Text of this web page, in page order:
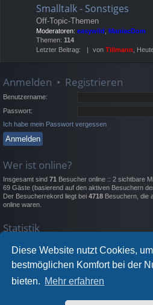
Diese Website nutzt Cookies,
bestmöglichen Komfort bei der
bieten. Mehr erfahren
Smalltalk - Sonstiges
Off-Topic-Themen
Moderatoren: easywild ManiacDom
Themen: 114
Letzter Beitrag:
von Tillmann ,
Anmelden • Registrieren
Benutzername:
Passwort:
Ich habe mein Passwort vergessen
Wer ist online?
Insgesamt sind 71 Besucher online :: 2 sichtbare
69 Gäste (basierend auf den aktiven Besuchern
Der Besucherrekord liegt bei 4718 Besuchern, die
online waren.
Statistik
neuestes Mitglied:Lewisgrold
Portal Foren-Übersicht
Powered byphpBB® Forum